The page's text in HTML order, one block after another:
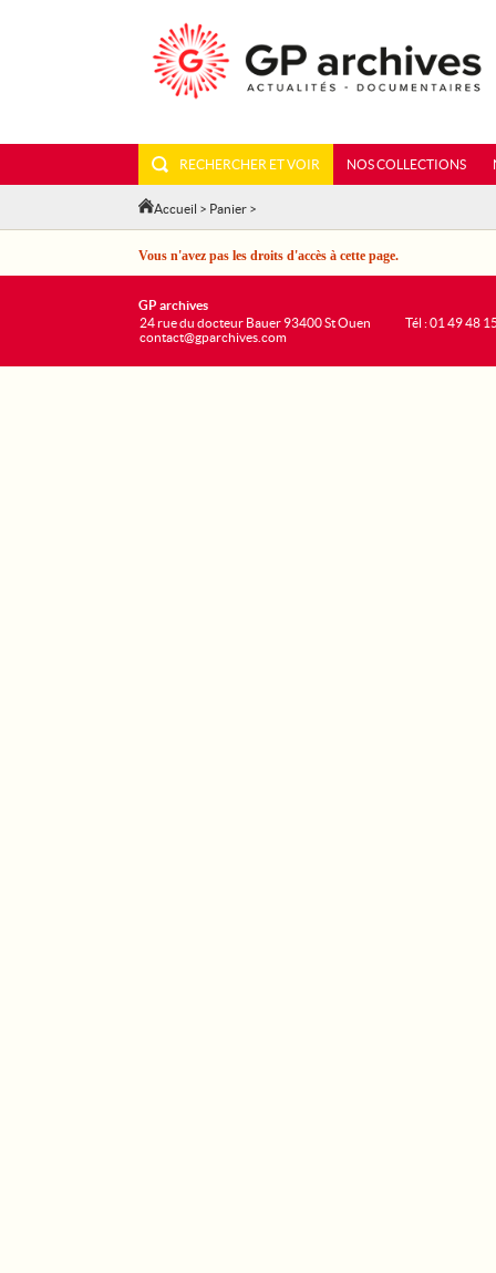
RECHERCHER ET VOIR NOS COLLECTIONS
Accueil > Panier >
Vous n'avez pas les droits d'accès à cette page.
GP archives
24 rue du docteur Bauer 93400 St Ouen
contact@gparchives.com
Tél : 01 49 48